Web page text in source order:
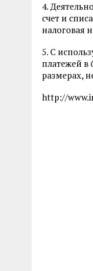
4.
счет и
налоговая
5. С
платежей в
размерах,
http://